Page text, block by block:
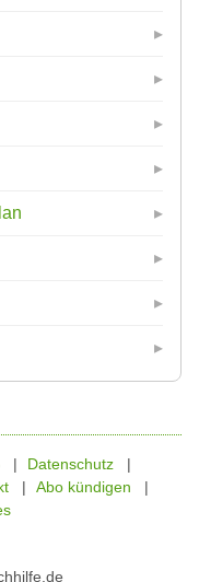
Datenschutz
Abo kündigen